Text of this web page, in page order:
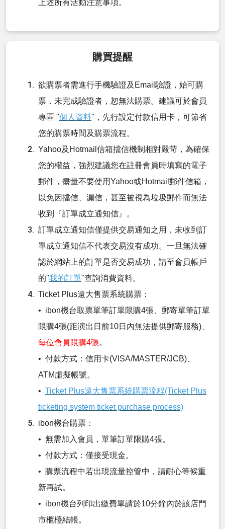
上述所有活動注意事項。
購買提醒
欲購票者需進行手機驗證及Email驗證，始可購
票，未完成驗證者，恕無法購票。建議可於會員
專區 "個人資料"，先行設定付款信用卡，可節省
您的購票時間及購票流程。
Yahoo及Hotmail信箱擋信機制相對嚴苛，為確保
您的權益，強烈建議您在註冊會員時填寫的電子
郵件，盡量不要使用Yahoo或Hotmail郵件信箱，
以免因擋信、漏信，甚至被視為垃圾郵件而無法
收到『訂單成立通知信』。
訂單成立通知信僅提供交易通知之用，未收到訂
單成立通知信不代表交易沒有成功。一旦無法確
認於網站上的訂單是否交易成功，請至會員帳戶
的"我的訂單"查詢消費資料。
Ticket Plus遠大售票系統購票：
• ibon機台取票單筆訂單限購4張、郵寄單筆訂單
限購4張(距演出日前10日內無法提供郵寄服務)、
每位會員限購4張。
• 付款方式：信用卡(VISA/MASTER/JCB)、
ATM虛擬帳號。
• Ticket Plus遠大售票系統購票流程(Ticket Plus
ticketing system ticket purchase process)
ibon機台購票：
• 無需加入會員，單筆訂單限購4張。
• 付款方式：僅接受現金。
• 購票流程中若出現流量控管中，請耐心等候重
新再試。
• ibon機台列印出繳費單請於10分鐘內於該店門
市櫃檯結帳。